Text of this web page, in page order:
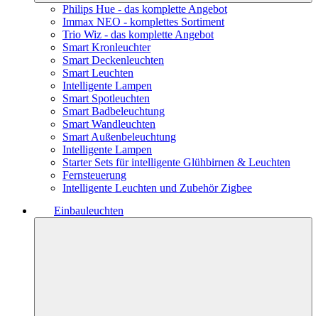
Philips Hue - das komplette Angebot
Immax NEO - komplettes Sortiment
Trio Wiz - das komplette Angebot
Smart Kronleuchter
Smart Deckenleuchten
Smart Leuchten
Intelligente Lampen
Smart Spotleuchten
Smart Badbeleuchtung
Smart Wandleuchten
Smart Außenbeleuchtung
Intelligente Lampen
Starter Sets für intelligente Glühbirnen & Leuchten
Fernsteuerung
Intelligente Leuchten und Zubehör Zigbee
Einbauleuchten